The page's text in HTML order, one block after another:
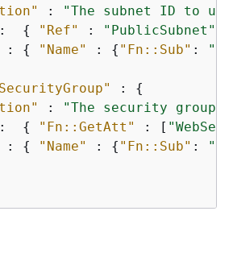
:
"The subnet ID to
{ "Ref" : "PublicSubnet"
: { "Name" : { "Fn::Sub" : "$
: {
:
"The security group
{ "Fn::GetAtt" : [
: { "Name" : { "Fn::Sub" : "$